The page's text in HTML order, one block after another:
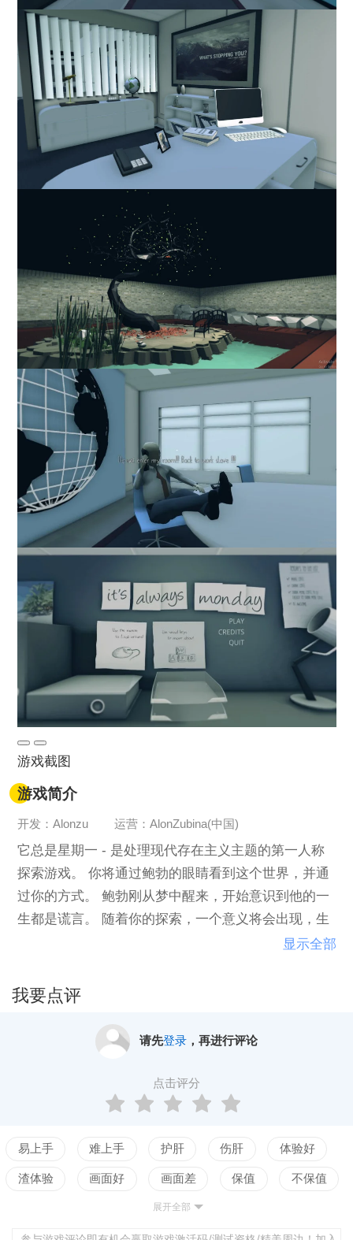
游戏截图
游戏简介
开发：Alonzu 运营：AlonZubina(中国)
它总是星期一 - 是处理现代存在主义主题的第一人称
探索游戏。 你将通过鲍勃的眼睛看到这个世界，并通
过你的方式。 鲍勃刚从梦中醒来，开始意识到他的一
生都是谎言。 随着你的探索，一个意义将会出现，生
活的矛盾将会开始变得有意义。 你能帮助鲍勃找到他
me mood, characters and visual storytelling.
显示全部
我要点评
请先登录，再进行评论
点击评分
易上手 难上手 护肝 伤肝 体验好
渣体验 画面好 画面差 保值 不保值
测试
展开全部